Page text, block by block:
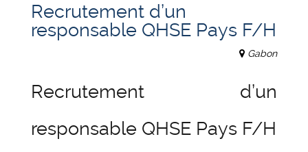
Recrutement d’un
responsable QHSE Pays F/H
Gabon
Recrutement d’un
responsable QHSE Pays F/H